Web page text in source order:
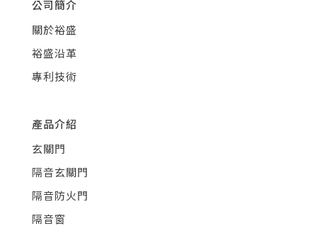
公司簡介
關於裕盛
裕盛沿革
專利技術
產品介紹
玄關門
隔音玄關門
隔音防火門
隔音窗